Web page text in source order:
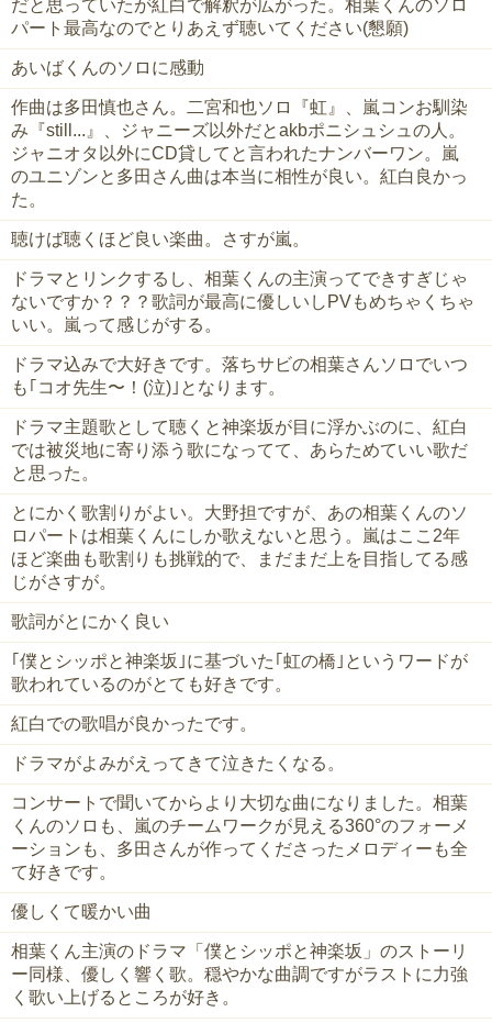
だと思っていたが紅白で解釈が広がった。相葉くんのソロ
パート最高なのでとりあえず聴いてください(懇願)
あいばくんのソロに感動
作曲は多田慎也さん。二宮和也ソロ『虹』、嵐コンお馴染
み『still...』、ジャニーズ以外だとakbポニシュシュの人。
ジャニオタ以外にCD貸してと言われたナンバーワン。嵐
のユニゾンと多田さん曲は本当に相性が良い。紅白良かっ
た。
聴けば聴くほど良い楽曲。さすが嵐。
ドラマとリンクするし、相葉くんの主演ってできすぎじゃ
ないですか？？？歌詞が最高に優しいしPVもめちゃくちゃ
いい。嵐って感じがする。
ドラマ込みで大好きです。落ちサビの相葉さんソロでいつ
も｢コオ先生〜！(泣)｣となります。
ドラマ主題歌として聴くと神楽坂が目に浮かぶのに、紅白
では被災地に寄り添う歌になってて、あらためていい歌だ
と思った。
とにかく歌割りがよい。大野担ですが、あの相葉くんのソ
ロパートは相葉くんにしか歌えないと思う。嵐はここ2年
ほど楽曲も歌割りも挑戦的で、まだまだ上を目指してる感
じがさすが。
歌詞がとにかく良い
｢僕とシッポと神楽坂｣に基づいた｢虹の橋｣というワードが
歌われているのがとても好きです。
紅白での歌唱が良かったです。
ドラマがよみがえってきて泣きたくなる。
コンサートで聞いてからより大切な曲になりました。相葉
くんのソロも、嵐のチームワークが見える360°のフォーメ
ーションも、多田さんが作ってくださったメロディーも全
て好きです。
優しくて暖かい曲
相葉くん主演のドラマ「僕とシッポと神楽坂」のストーリ
ー同様、優しく響く歌。穏やかな曲調ですがラストに力強
く歌い上げるところが好き。